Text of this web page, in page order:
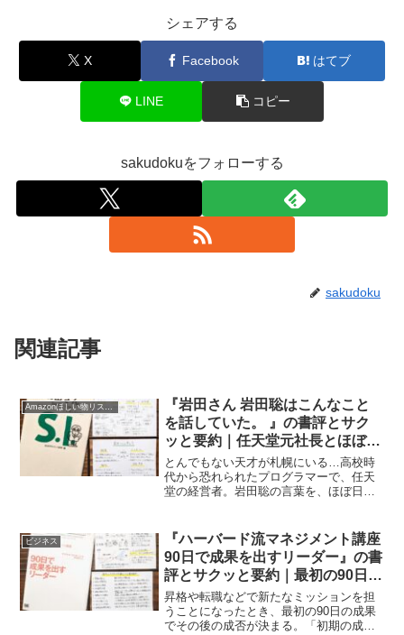
シェアする
X Facebook はてブ
LINE コピー
sakudokuをフォローする
sakudoku
関連記事
『岩田さん 岩田聡はこんなこと
を話していた。 』の書評とサク
ッと要約｜任天堂元社長とほぼ日
との対話
とんでもない天才が札幌にいる…高校時
代から恐れられたプログラマーで、任天
堂の経営者。岩田聡の言葉を、ほぼ日が
ビジネス
『ハーバード流マネジメント講座
90日で成果を出すリーダー』の書
評とサクッと要約｜最初の90日で
成否が決まる
昇格や転職などで新たなミッションを担
うことになったとき、最初の90日の成果
でその後の成否が決まる。「初期の成果